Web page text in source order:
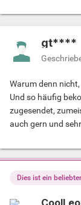
gt****
Warum denn
Und so häufig
zugesendet,
auch gern und
Dies ist ein